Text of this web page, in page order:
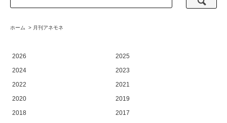
ホーム > 月刊アネモネ
2026
2025
2024
2023
2022
2021
2020
2019
2018
2017